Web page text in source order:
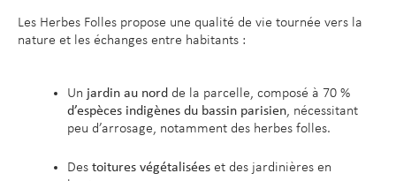
Les Herbes Folles propose une qualité de vie tournée vers la
nature et les échanges entre habitants :
Un jardin au nord de la parcelle, composé à 70 %
d’espèces indigènes du bassin parisien, nécessitant
peu d’arrosage, notamment des herbes folles.
Des toitures végétalisées et des jardinières en